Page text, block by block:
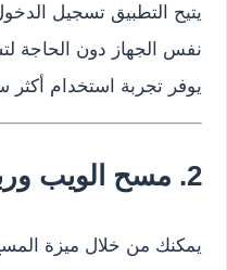
يتيح التطبيق تسجيل
نفس الجهاز دون الحاجة
يوفر تجربة استخدام أكثر
2. مسح الويب وربط الحسابات